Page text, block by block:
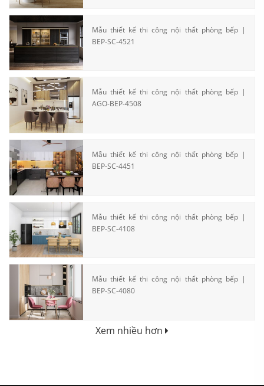
Mẫu thiết kế thi công nội thất phòng bếp |
BEP-SC-4521
Mẫu thiết kế thi công nội thất phòng bếp |
AGO-BEP-4508
Mẫu thiết kế thi công nội thất phòng bếp |
BEP-SC-4451
Mẫu thiết kế thi công nội thất phòng bếp |
BEP-SC-4108
Mẫu thiết kế thi công nội thất phòng bếp |
BEP-SC-4080
Xem nhiều hơn